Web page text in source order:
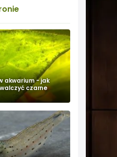
akwarium - jak
czarne